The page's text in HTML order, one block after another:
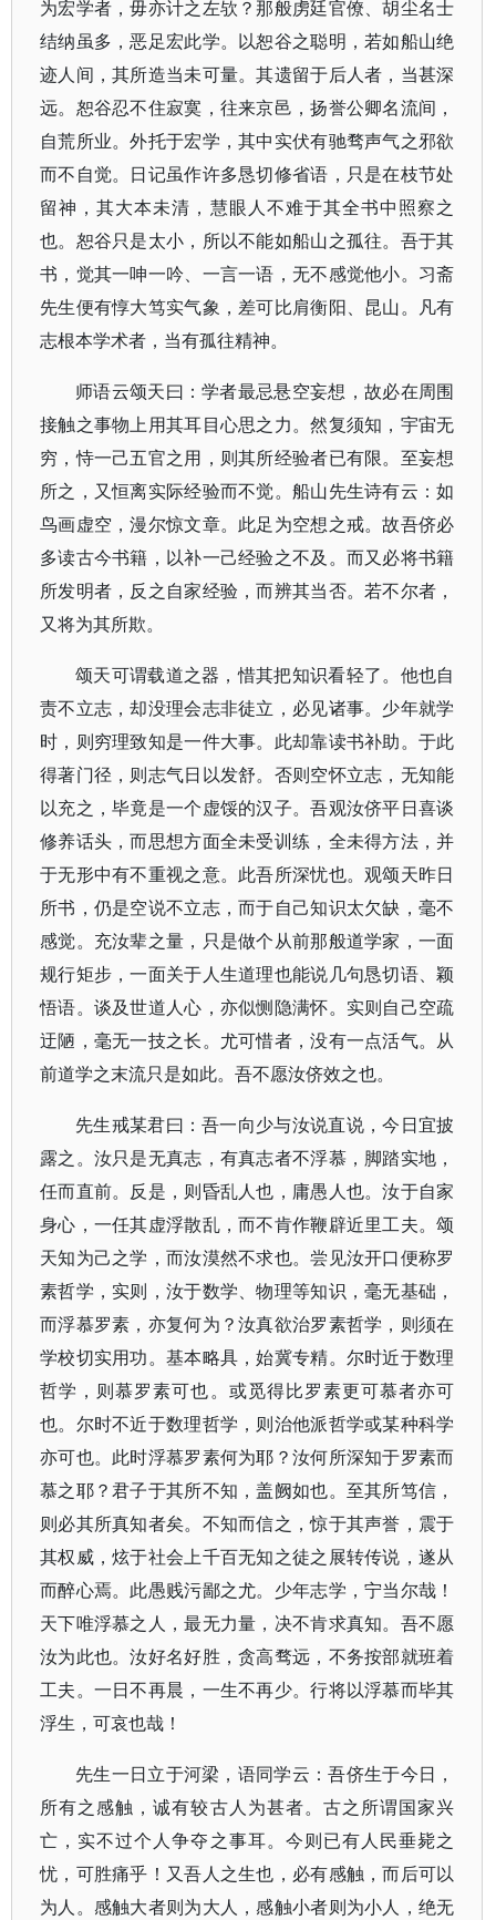
为宏学者，毋亦计之左欤？那般虏廷官僚、胡尘名士
结纳虽多，恶足宏此学。以恕谷之聪明，若如船山绝
迹人间，其所造当未可量。其遗留于后人者，当甚深
远。恕谷忍不住寂寞，往来京邑，扬誉公卿名流间，
自荒所业。外托于宏学，其中实伏有驰骛声气之邪欲
而不自觉。日记虽作许多恳切修省语，只是在枝节处
留神，其大本未清，慧眼人不难于其全书中照察之
也。恕谷只是太小，所以不能如船山之孤往。吾于其
书，觉其一呻一吟、一言一语，无不感觉他小。习斋
先生便有惇大笃实气象，差可比肩衡阳、昆山。凡有
志根本学术者，当有孤往精神。
师语云颂天曰：学者最忌悬空妄想，故必在周围
接触之事物上用其耳目心思之力。然复须知，宇宙无
穷，恃一己五官之用，则其所经验者已有限。至妄想
所之，又恒离实际经验而不觉。船山先生诗有云：如
鸟画虚空，漫尔惊文章。此足为空想之戒。故吾侪必
多读古今书籍，以补一己经验之不及。而又必将书籍
所发明者，反之自家经验，而辨其当否。若不尔者，
又将为其所欺。
颂天可谓载道之器，惜其把知识看轻了。他也自
责不立志，却没理会志非徒立，必见诸事。少年就学
时，则穷理致知是一件大事。此却靠读书补助。于此
得著门径，则志气日以发舒。否则空怀立志，无知能
以充之，毕竟是一个虚馁的汉子。吾观汝侪平日喜谈
修养话头，而思想方面全未受训练，全未得方法，并
于无形中有不重视之意。此吾所深忧也。观颂天昨日
所书，仍是空说不立志，而于自己知识太欠缺，毫不
感觉。充汝辈之量，只是做个从前那般道学家，一面
规行矩步，一面关于人生道理也能说几句恳切语、颖
悟语。谈及世道人心，亦似恻隐满怀。实则自己空疏
迂陋，毫无一技之长。尤可惜者，没有一点活气。从
前道学之末流只是如此。吾不愿汝侪效之也。
先生戒某君曰：吾一向少与汝说直说，今日宜披
露之。汝只是无真志，有真志者不浮慕，脚踏实地，
任而直前。反是，则昏乱人也，庸愚人也。汝于自家
身心，一任其虚浮散乱，而不肯作鞭辟近里工夫。颂
天知为己之学，而汝漠然不求也。尝见汝开口便称罗
素哲学，实则，汝于数学、物理等知识，毫无基础，
而浮慕罗素，亦复何为？汝真欲治罗素哲学，则须在
学校切实用功。基本略具，始冀专精。尔时近于数理
哲学，则慕罗素可也。或觅得比罗素更可慕者亦可
也。尔时不近于数理哲学，则治他派哲学或某种科学
亦可也。此时浮慕罗素何为耶？汝何所深知于罗素而
慕之耶？君子于其所不知，盖阙如也。至其所笃信，
则必其所真知者矣。不知而信之，惊于其声誉，震于
其权威，炫于社会上千百无知之徒之展转传说，遂从
而醉心焉。此愚贱污鄙之尤。少年志学，宁当尔哉！
天下唯浮慕之人，最无力量，决不肯求真知。吾不愿
汝为此也。汝好名好胜，贪高骛远，不务按部就班着
工夫。一日不再晨，一生不再少。行将以浮慕而毕其
浮生，可哀也哉！
先生一日立于河梁，语同学云：吾侪生于今日，
所有之感触，诚有较古人为甚者。古之所谓国家兴
亡，实不过个人争夺之事耳。今则已有人民垂毙之
忧，可胜痛乎！又吾人之生也，必有感触，而后可以
为人。感触大者则为大人，感触小者则为小人，绝无